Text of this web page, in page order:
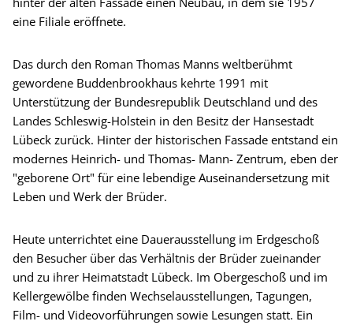
eine Filiale eröffnete.
Das durch den Roman Thomas Manns weltberühmt
gewordene Buddenbrookhaus kehrte 1991 mit
Unterstützung der Bundesrepublik Deutschland und des
Landes Schleswig-Holstein in den Besitz der Hansestadt
Lübeck zurück. Hinter der historischen Fassade entstand ein
modernes Heinrich- und Thomas- Mann- Zentrum, eben der
"geborene Ort" für eine lebendige Auseinandersetzung mit
Leben und Werk der Brüder.
Heute unterrichtet eine Dauerausstellung im Erdgeschoß
den Besucher über das Verhältnis der Brüder zueinander
und zu ihrer Heimatstadt Lübeck. Im Obergeschoß und im
Kellergewölbe finden Wechselausstellungen, Tagungen,
Film- und Videovorführungen sowie Lesungen statt. Ein